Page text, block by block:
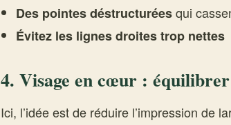
Des pointes déstructuréesqui
Évitez les lignes droites trop nettes
4. Visage en cœur :
Ici, l’idée est de réduire l’impression de